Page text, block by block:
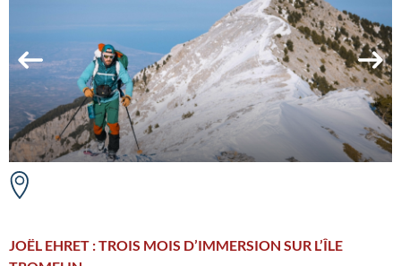
JOËL EHRET : TROIS MOIS D’IMMERSION SUR L’ÎLE